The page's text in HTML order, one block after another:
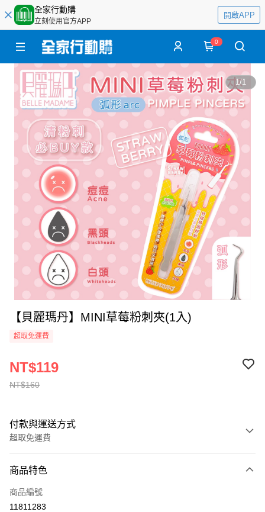
全家行動購
立刻使用官方APP
開啟APP
0
1/1
【貝麗瑪丹】MINI草莓粉刺夾(1入)
超取免運費
NT$160
NT$119
付款與運送方式
超取免運費
全家線上支付
超商取貨付款
商品特色
商品編號
11811283